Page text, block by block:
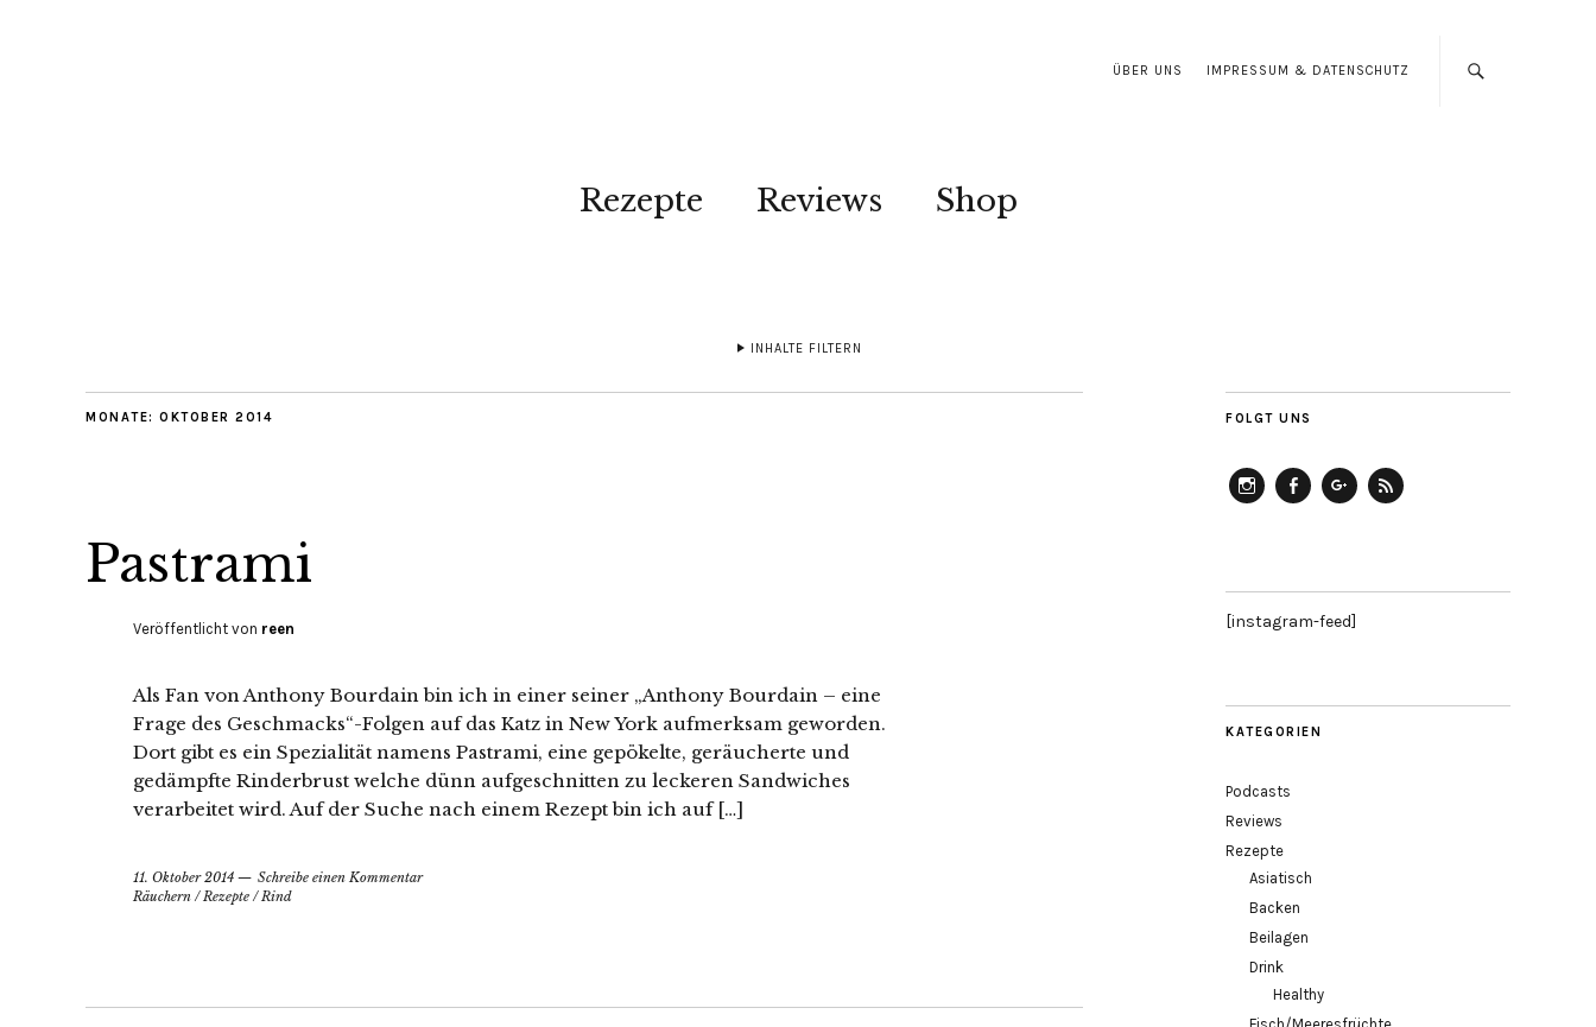
ÜBER UNS IMPRESSUM & DATENSCHUTZ
Rezepte Reviews Shop
INHALTE FILTERN
MONATE: OKTOBER 2014
Pastrami
Veröffentlicht von reen
Als Fan von Anthony Bourdain bin ich in einer seiner „Anthony Bourdain – eine
Frage des Geschmacks“-Folgen auf das Katz in New York aufmerksam geworden.
Dort gibt es ein Spezialität namens Pastrami, eine gepökelte, geräucherte und
gedämpfte Rinderbrust welche dünn aufgeschnitten zu leckeren Sandwiches
verarbeitet wird. Auf der Suche nach einem Rezept bin ich auf […]
11. Oktober 2014
Schreibe einen Kommentar
Räuchern /Rezepte /Rind
FOLGT UNS
[instagram-feed]
KATEGORIEN
Podcasts
Reviews
Rezepte
Asiatisch
Backen
Beilagen
Drink
Healthy